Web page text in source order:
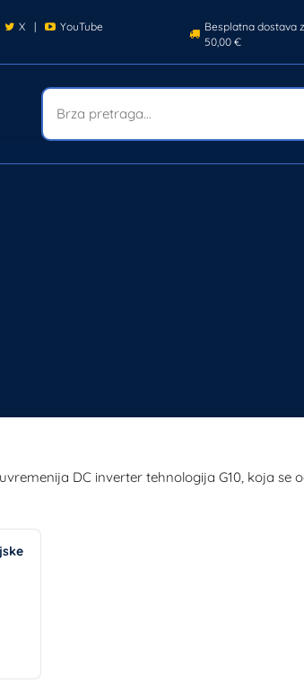
X | YouTube
Besplatna dostava
50,00 €
DC inverter tehnologija G10, koja